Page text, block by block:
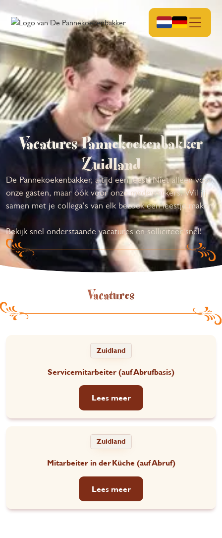
Vacatures Pannekoekenbakker
Zuidland
De Pannekoekenbakker, altijd een feest! Niet alleen voor
onze gasten, maar óók voor onze medewerkers. Wil jij
samen met je collega's van elk bezoek een feestje maken?
Bekijk snel onderstaande vacatures en solliciteer snel!
Vacatures
Zuidland
Servicemitarbeiter (auf Abrufbasis)
Lees meer
Zuidland
Mitarbeiter in der Küche (auf Abruf)
Lees meer